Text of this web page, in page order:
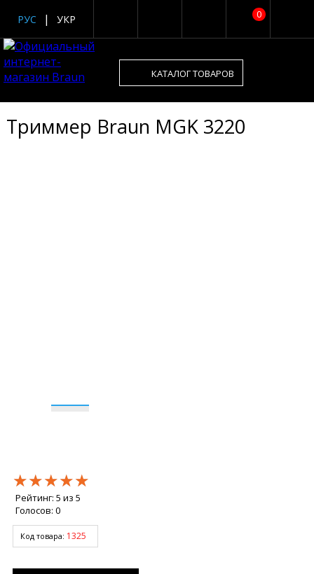
0
РУС УКР
КАТАЛОГ ТОВАРОВ
Триммер Braun MGK 3220
★★★★★
★★★★★
★★★★★
Рейтинг: 5 из 5
Голосов: 0
Код товара: 1325